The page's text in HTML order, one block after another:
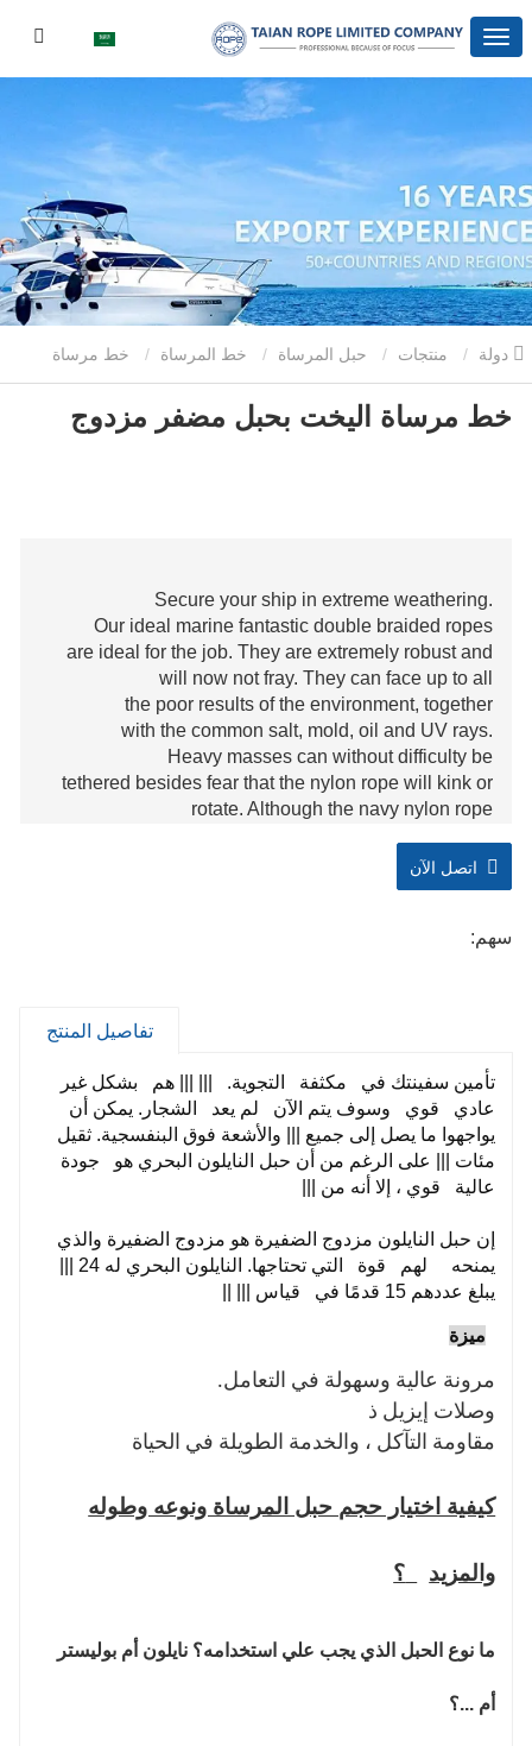
منتجات حبل المرساة خط المرساة خط مرساة
اليخت بحبل مضفر مزدوج
خط مرساة اليخت بحبل مضفر مزدوج
Secure your ship in extreme weathering.
Our ideal marine fantastic double braided ropes
are ideal for the job. They are extremely robust and
will now not fray. They can face up to all
the poor results of the environment, together
with the common salt, mold, oil and UV rays.
Heavy masses can without difficulty be
tethered besides fear that the nylon rope will kink or
rotate. Although the navy nylon rope
paintwork intact.
which offers them the power you need. The marine
medium dimension boats that are no longer than
35 ft .
اتصل الآن
سهم:
تفاصيل المنتج
تأمين سفينتك في مكثفة التجوية. ||| ||| هم بشكل غير
عادي قوي وسوف يتم الآن لم يعد الشجار. يمكن أن
يواجهوا ما يصل إلى جميع ||| والأشعة فوق البنفسجية. ثقيل
مئات ||| على الرغم من أن حبل النايلون البحري هو جودة
عالية قوي ، إلا أنه من |||
إن حبل النايلون مزدوج الضفيرة هو مزدوج الضفيرة والذي
يبلغ عددهم 15 قدمًا في قياس ||| ||
ميزة
مرونة عالية وسهولة في التعامل.
وصلات إيزيل ذ
مقاومة التآكل ، والخدمة الطويلة في الحياة
كيفية اختيار حجم حبل المرساة ونوعه وطوله
والمزيد ؟
ما نوع الحبل الذي يجب علي استخدامه؟ نايلون أم بوليستر
أم ...؟